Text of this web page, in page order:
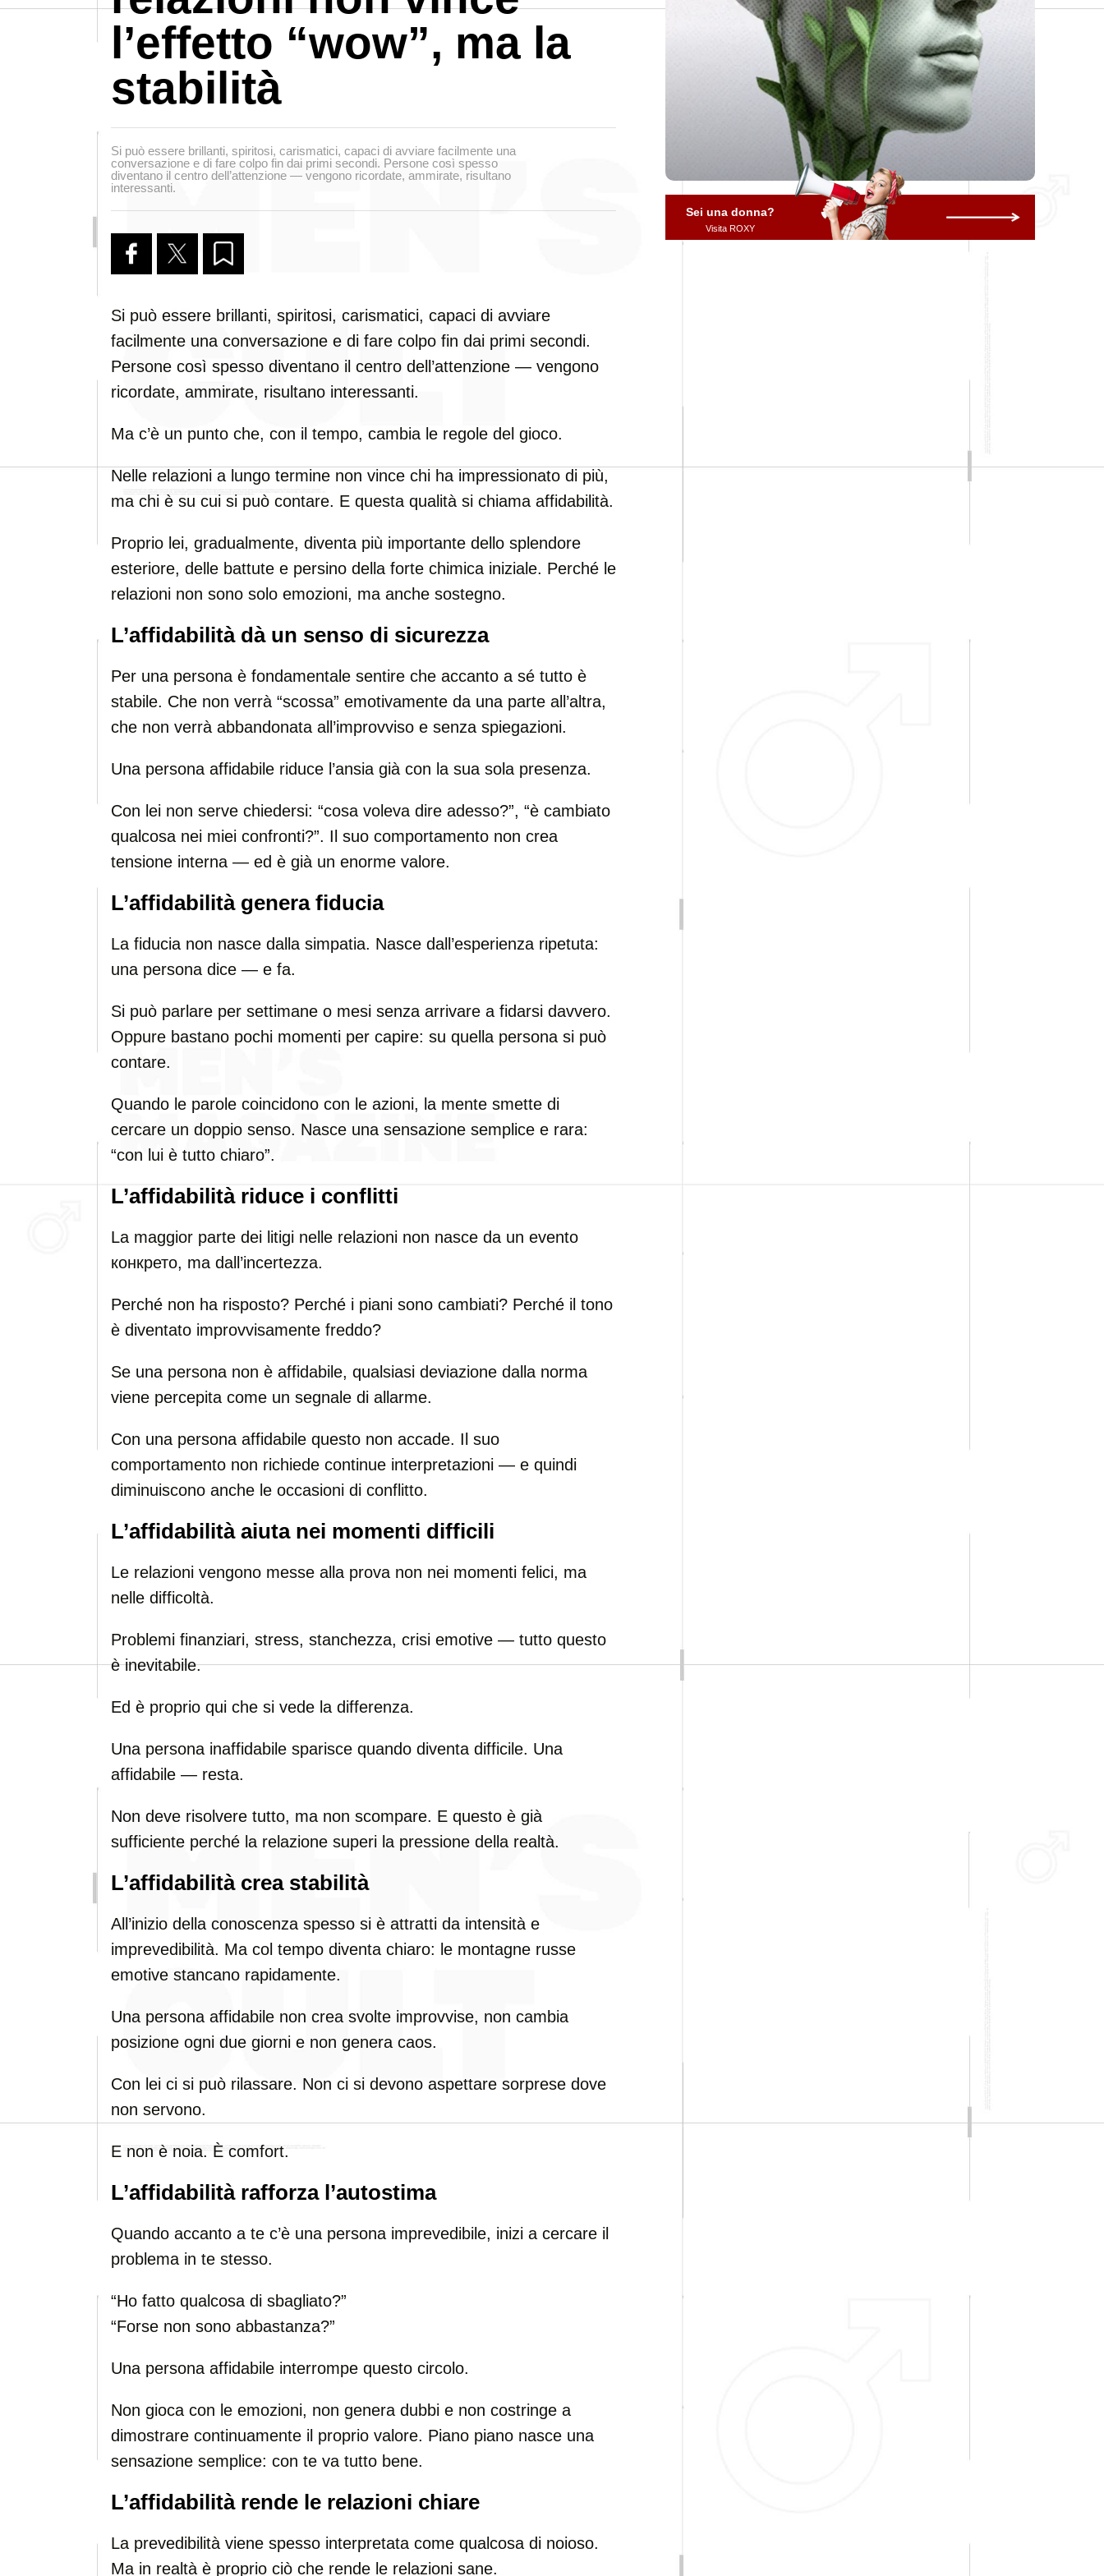
l’effetto “wow”, ma la
stabilità
Si può essere brillanti, spiritosi, carismatici, capaci di avviare facilmente una
conversazione e di fare colpo fin dai primi secondi. Persone così spesso
diventano il centro dell’attenzione — vengono ricordate, ammirate, risultano
interessanti.
Si può essere brillanti, spiritosi, carismatici, capaci di avviare
facilmente una conversazione e di fare colpo fin dai primi secondi.
Persone così spesso diventano il centro dell’attenzione — vengono
ricordate, ammirate, risultano interessanti.
Ma c’è un punto che, con il tempo, cambia le regole del gioco.
Nelle relazioni a lungo termine non vince chi ha impressionato di più,
ma chi è su cui si può contare. E questa qualità si chiama affidabilità.
Proprio lei, gradualmente, diventa più importante dello splendore
esteriore, delle battute e persino della forte chimica iniziale. Perché le
relazioni non sono solo emozioni, ma anche sostegno.
L’affidabilità dà un senso di sicurezza
Per una persona è fondamentale sentire che accanto a sé tutto è
stabile. Che non verrà “scossa” emotivamente da una parte all’altra,
che non verrà abbandonata all’improvviso e senza spiegazioni.
Una persona affidabile riduce l’ansia già con la sua sola presenza.
Con lei non serve chiedersi: “cosa voleva dire adesso?”, “è cambiato
qualcosa nei miei confronti?”. Il suo comportamento non crea
tensione interna — ed è già un enorme valore.
L’affidabilità genera fiducia
La fiducia non nasce dalla simpatia. Nasce dall’esperienza ripetuta:
una persona dice — e fa.
Si può parlare per settimane o mesi senza arrivare a fidarsi davvero.
Oppure bastano pochi momenti per capire: su quella persona si può
contare.
Quando le parole coincidono con le azioni, la mente smette di
cercare un doppio senso. Nasce una sensazione semplice e rara:
“con lui è tutto chiaro”.
L’affidabilità riduce i conflitti
La maggior parte dei litigi nelle relazioni non nasce da un evento
конкретo, ma dall’incertezza.
Perché non ha risposto? Perché i piani sono cambiati? Perché il tono
è diventato improvvisamente freddo?
Se una persona non è affidabile, qualsiasi deviazione dalla norma
viene percepita come un segnale di allarme.
Con una persona affidabile questo non accade. Il suo
comportamento non richiede continue interpretazioni — e quindi
diminuiscono anche le occasioni di conflitto.
L’affidabilità aiuta nei momenti difficili
Le relazioni vengono messe alla prova non nei momenti felici, ma
nelle difficoltà.
Problemi finanziari, stress, stanchezza, crisi emotive — tutto questo
è inevitabile.
Ed è proprio qui che si vede la differenza.
Una persona inaffidabile sparisce quando diventa difficile. Una
affidabile — resta.
Non deve risolvere tutto, ma non scompare. E questo è già
sufficiente perché la relazione superi la pressione della realtà.
L’affidabilità crea stabilità
All’inizio della conoscenza spesso si è attratti da intensità e
imprevedibilità. Ma col tempo diventa chiaro: le montagne russe
emotive stancano rapidamente.
Una persona affidabile non crea svolte improvvise, non cambia
posizione ogni due giorni e non genera caos.
Con lei ci si può rilassare. Non ci si devono aspettare sorprese dove
non servono.
E non è noia. È comfort.
L’affidabilità rafforza l’autostima
Quando accanto a te c’è una persona imprevedibile, inizi a cercare il
problema in te stesso.
“Ho fatto qualcosa di sbagliato?”
“Forse non sono abbastanza?”
Una persona affidabile interrompe questo circolo.
Non gioca con le emozioni, non genera dubbi e non costringe a
dimostrare continuamente il proprio valore. Piano piano nasce una
sensazione semplice: con te va tutto bene.
L’affidabilità rende le relazioni chiare
La prevedibilità viene spesso interpretata come qualcosa di noioso.
Ma in realtà è proprio ciò che rende le relazioni sane.
Sei una donna?
Visita ROXY